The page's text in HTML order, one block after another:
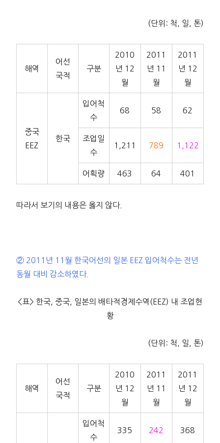
(단위: 척, 일, 톤)
해역
어선
국적
구분
2010
년 12
월
2011
년 11
월
2011
년 12
월
중국
EEZ
한국
입어척
수
68 58 62
조업일
수
1,211 789 1,122
어획량 463 64 401
따라서 보기의 내용은 옳지 않다.
② 2011년 11월 한국어선의 일본 EEZ 입어척수는 전년
동월 대비 감소하였다.
<표> 한국, 중국, 일본의 배타적경제수역(EEZ) 내 조업현
황
(단위: 척, 일, 톤)
해역
어선
국적
구분
2010
년 12
월
2011
년 11
월
2011
년 12
월
입어척
수
335 242 368